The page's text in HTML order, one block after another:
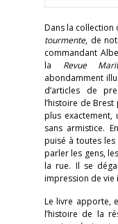
Dans la collection
tourmente, de
commandant
la Revue
abondamment
d’articles de
l’histoire de
plus
sans armistice.
puisé à toutes
parler les gens,
la rue. Il se
impression de vie
Le livre apporte,
l’histoire de la